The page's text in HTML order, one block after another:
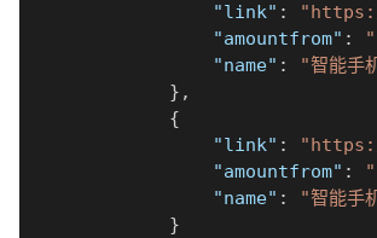
"link" :
"amountfrom" :
"name" :
"智能
} ,
{
"link" :
"amountfrom" :
"name" :
"智能
}